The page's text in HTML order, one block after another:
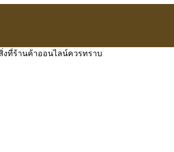
งที่ร้านค้าออนไลน์ควรทราบ